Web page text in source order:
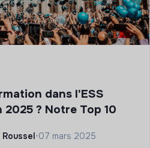
dans l'ESS
2025 ? Notre Top 10
•07 mars 2025